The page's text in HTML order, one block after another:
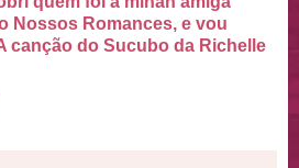
Nossos Romances, e vou
canção do Sucubo da Richelle